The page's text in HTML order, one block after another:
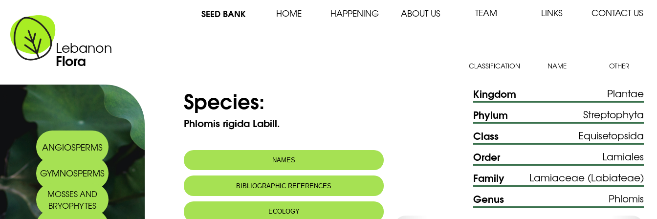
Lebanon
Flora
SEED BANK HOME HAPPENING ABOUT US TEAM LINKS CONTACT US
CLASSIFICATION NAME OTHER
ANGIOSPERMS
GYMNOSPERMS
MOSSES AND
BRYOPHYTES
Species:
Phlomis rigida Labill.
NAMES
Arabic name: عيزارة حمراء
BIBLIOGRAPHIC REFERENCES
ECOLOGY
Kingdom Plantae
Phylum Streptophyta
Class Equisetopsida
Order Lamiales
Family Lamiaceae (Labiateae)
Genus Phlomis